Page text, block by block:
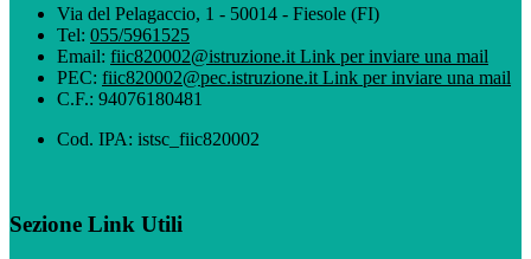
Via del Pelagaccio, 1 - 50014 - Fiesole (FI)
Tel: 055/5961525
Email: fiic820002@istruzione.it Link per inviare una mail
PEC: fiic820002@pec.istruzione.it Link per inviare una mail
C.F.: 94076180481
Cod. IPA: istsc_fiic820002
Sezione Link Utili